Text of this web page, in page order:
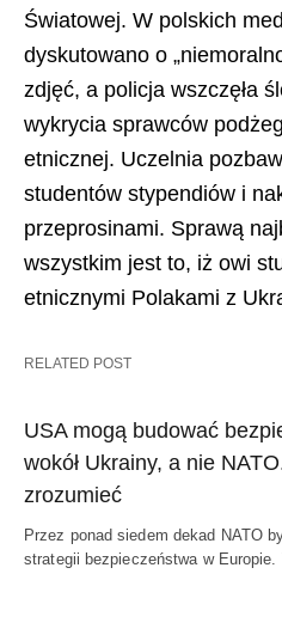
Światowej. W polskich
dyskutowano o
zdjęć, a policja wszczęła
wykrycia sprawców
etnicznej. Uczelnia
studentów stypendiów i
przeprosinami. Sprawą
wszystkim jest to, iż owi
etnicznymi Polakami z
RELATED POST
USA mogą budować
wokół Ukrainy, a nie
zrozumieć
Przez ponad siedem dekad NATO
strategii bezpieczeństwa w